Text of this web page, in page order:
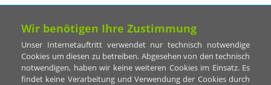
Wir benötigen Ihre Zustimmung
Unser Internetauftritt verwendet nur technisch notwendige
Cookies um diesen zu betreiben. Abgesehen von den technisch
notwendigen, haben wir keine weiteren Cookies im Einsatz. Es
findet keine Verarbeitung und Verwendung der Cookies durch
Vorsitz: